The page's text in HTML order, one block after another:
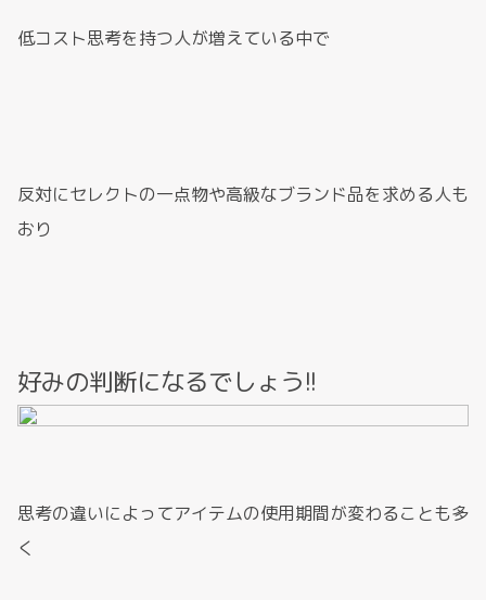
低コスト思考を持つ人が増えている中で
反対にセレクトの一点物や高級なブランド品を求める人も
おり
好みの判断になるでしょう!!
思考の違いによってアイテムの使用期間が変わることも多
く